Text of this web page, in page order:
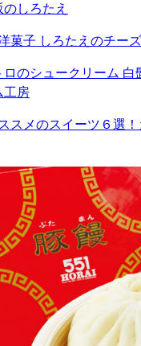
菓子 しろたえのチー
スメのスイーツ６選！